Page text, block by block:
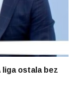
liga ostala bez